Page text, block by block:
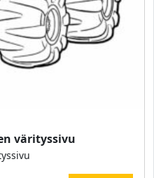
värityssivu